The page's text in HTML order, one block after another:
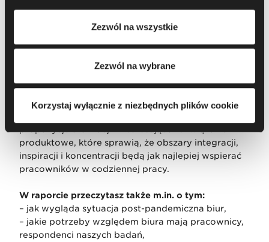
korzystania przez nas i naszych partnerów z plików
cookie oraz przetwarzania Twoich danych osobowych, w
tym o przysługujących Ci uprawnieniach, zachęcamy do
Zezwól na wszystkie
Zezwól na wybrane
Korzystaj wyłącznie z niezbędnych plików cookie
Reunion. Nowa rzeczywistość w biurze
produktowe, które sprawią, że obszary integracji,
inspiracji i koncentracji będą jak najlepiej wspierać
pracowników w codziennej pracy.
W raporcie przeczytasz także m.in. o tym:
– jak wygląda sytuacja post-pandemiczna biur,
– jakie potrzeby względem biura mają pracownicy,
respondenci naszych badań,